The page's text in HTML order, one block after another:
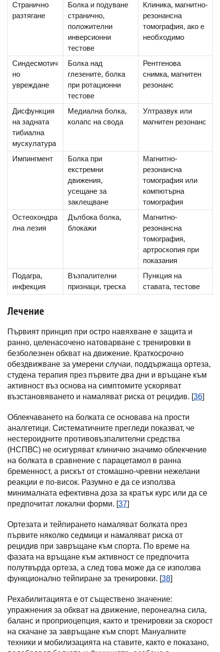
Странично
разтягане
Болка и подуване
странично,
положителни
инверсионни
тестове
Клиника, магнитно-
резонансна
томография, ако е
необходимо
Синдесмотич
но
увреждане
Болка над
глезените, болка
при ротационни
тестове
Рентгенова
снимка, магнитен
резонанс
Дисфункция
на задната
тибиална
мускулатура
Медиална болка,
колапс на свода
Ултразвук или
магнитен резонанс
Импингмент
Болка при
екстремни
движения,
усещане за
заклещване
Магнитно-
резонансна
томография или
компютърна
томография
Остеохондра
лна лезия
Дълбока болка,
блокажи
Магнитно-
резонансна
томография,
артроскопия при
показания
Подагра,
инфекция
Възпалителни
признаци, треска
Пункция на
ставата, тестове
Лечение
Първият принцип при остро навяхване е защита и
ранно, целенасочено натоварване с тренировки в
безболезнен обхват на движение. Краткосрочно
обездвижване за умерени случаи, поддържаща ортеза,
студена терапия през първите два дни и връщане към
активност въз основа на симптомите ускоряват
възстановяването и намаляват риска от рецидив. [36]
Облекчаването на болката се основава на прости
аналгетици. Систематичните прегледи показват, че
нестероидните противовъзпалителни средства
(НСПВС) не осигуряват клинично значимо облекчение
на болката в сравнение с парацетамол в ранна
бременност, а рискът от стомашно-чревни нежелани
реакции е по-висок. Разумно е да се използва
минималната ефективна доза за кратък курс или да се
предпочитат локални форми. [37]
Ортезата и тейпирането намаляват болката през
първите няколко седмици и намаляват риска от
рецидив при завръщане към спорта. По време на
фазата на връщане към активност се предпочита
полутвърда ортеза, а след това може да се използва
функционално тейпиране за тренировки. [38]
Рехабилитацията е от съществено значение:
упражнения за обхват на движение, перонеална сила,
баланс и проприоцепция, както и тренировки за скорост
на скачане за завръщане към спорт. Мануалните
техники и мобилизацията на ставите, както е показано,